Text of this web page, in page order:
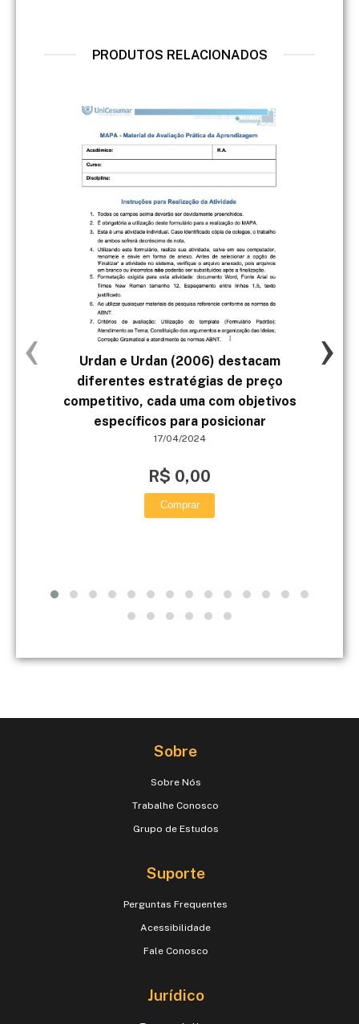
PRODUTOS RELACIONADOS
Urdan e Urdan (2006) destacam
diferentes estratégias de preço
competitivo, cada uma com objetivos
específicos para posicionar
17/04/2024
R$ 0,00
Comprar
‹ ›
Sobre
Sobre Nós
Trabalhe Conosco
Grupo de Estudos
Suporte
Perguntas Frequentes
Acessibilidade
Fale Conosco
Jurídico